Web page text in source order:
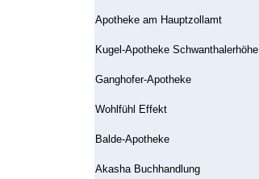
Apotheke am Hauptzollamt
Kugel-Apotheke Schwanthalerhöhe
Ganghofer-Apotheke
Wohlfühl Effekt
Balde-Apotheke
Akasha Buchhandlung